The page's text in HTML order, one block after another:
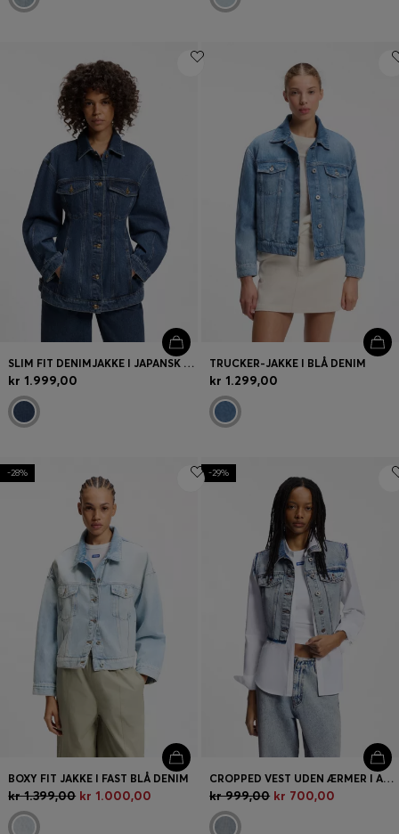
SLIM FIT DENIMJAKKE I JAPANSK BOMULD MED TIMEGLASFORM
kr 1.999,00
TRUCKER-JAKKE I BLÅ DENIM
kr 1.299,00
-28%
BOXY FIT JAKKE I FAST BLÅ DENIM
kr 1.399,00 kr 1.000,00
-29%
CROPPED VEST UDEN ÆRMER I AZURBLÅ DENIM
kr 999,00 kr 700,00